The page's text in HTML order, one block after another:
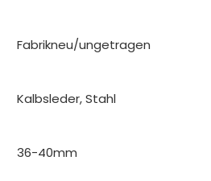
Fabrikneu/ungetragen
Kalbsleder, Stahl
36-40mm